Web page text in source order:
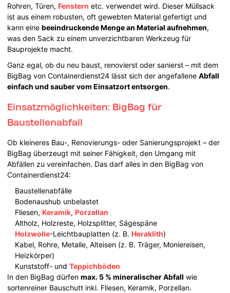
Rohren, Türen, Fenstern etc. verwendet wird. Dieser Müllsack
ist aus einem robusten, oft gewebten Material gefertigt und
kann einebeeindruckende Menge an Material aufnehmen,
was den Sack zu einem unverzichtbaren Werkzeug für
Bauprojekte macht.
Ganz egal, ob du neu baust, renovierst oder sanierst – mit dem
BigBag von Containerdienst24 lässt sich der angefalleneAbfall
einfach und sauber vom Einsatzort entsorgen.
Einsatzmöglichkeiten: BigBag für
Baustellenabfall
Ob kleineres Bau-, Renovierungs- oder Sanierungsprojekt – der
BigBag überzeugt mit seiner Fähigkeit, den Umgang mit
Abfällen zu vereinfachen. Das darf alles in den BigBag von
Containerdienst24:
Baustellenabfälle
Bodenaushub unbelastet
Fliesen, Keramik, Porzellan
Altholz, Holzreste, Holzsplitter, Sägespäne
Holzwolle-Leichtbauplatten (z. B. Heraklith)
Kabel, Rohre, Metalle, Alteisen (z. B. Träger, Moniereisen,
Heizkörper)
Kunststoff- undTeppichböden
In den BigBag dürfenmax. 5 % mineralischer Abfall wie
sortenreiner Bauschutt inkl. Fliesen, Keramik, Porzellan.